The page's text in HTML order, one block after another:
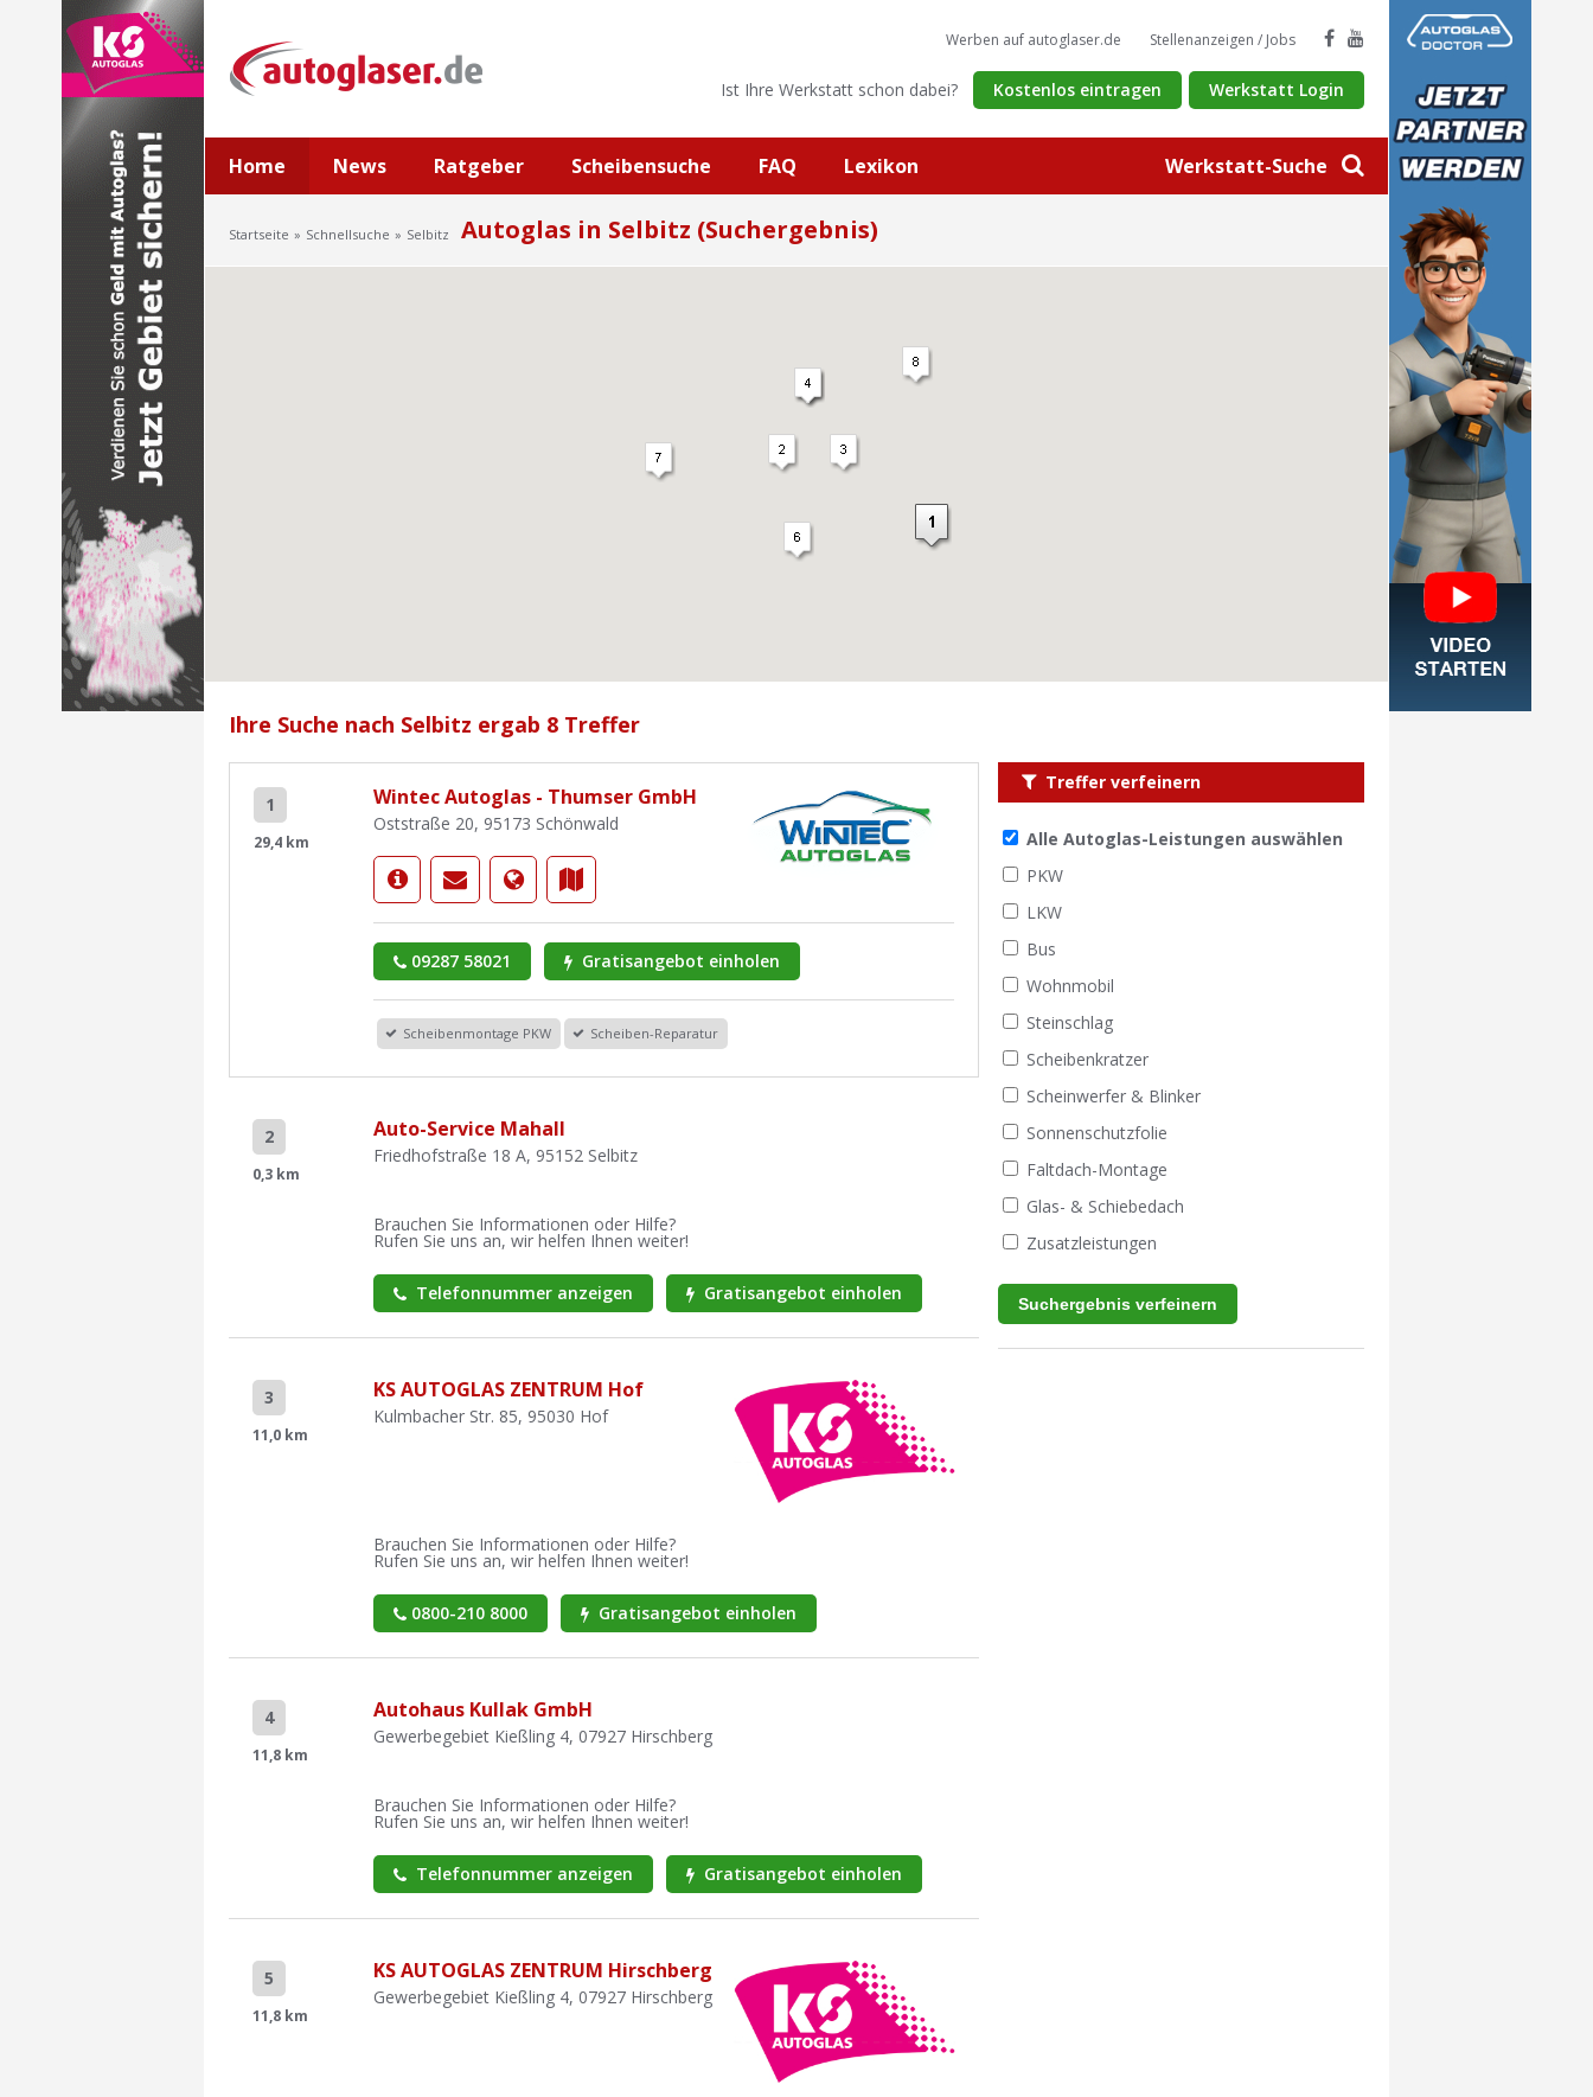
Werkstatt-Suche
Werben auf autoglaser.de Stellenanzeigen / Jobs
Ist Ihre Werkstatt schon dabei? Kostenlos eintragen Werkstatt Login
Home News Ratgeber Scheibensuche FAQ Lexikon
Startseite Schnellsuche Selbitz Autoglas in Selbitz (Suchergebnis)
Ihre Suche nach Selbitz ergab 8 Treffer
1
29,4 km
Wintec Autoglas - Thumser GmbH
Oststraße 20, 95173 Schönwald
09287 58021 Gratisangebot einholen
Scheibenmontage PKW Scheiben-Reparatur
2
0,3 km
Auto-Service Mahall
Friedhofstraße 18 A, 95152 Selbitz
Brauchen Sie Informationen oder Hilfe?
Rufen Sie uns an, wir helfen Ihnen weiter!
Telefonnummer anzeigen Gratisangebot einholen
3
11,0 km
KS AUTOGLAS ZENTRUM Hof
Kulmbacher Str. 85, 95030 Hof
Brauchen Sie Informationen oder Hilfe?
Rufen Sie uns an, wir helfen Ihnen weiter!
0800-210 8000 Gratisangebot einholen
4
11,8 km
Autohaus Kullak GmbH
Gewerbegebiet Kießling 4, 07927 Hirschberg
Brauchen Sie Informationen oder Hilfe?
Rufen Sie uns an, wir helfen Ihnen weiter!
Telefonnummer anzeigen Gratisangebot einholen
5
11,8 km
KS AUTOGLAS ZENTRUM Hirschberg
Gewerbegebiet Kießling 4, 07927 Hirschberg
Treffer verfeinern
Alle Autoglas-Leistungen auswählen
PKW
LKW
Bus
Wohnmobil
Steinschlag
Scheibenkratzer
Scheinwerfer & Blinker
Sonnenschutzfolie
Faltdach-Montage
Glas- & Schiebedach
Zusatzleistungen